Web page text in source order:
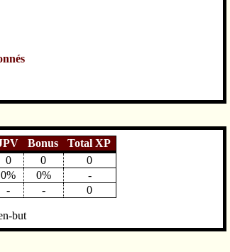
Bonus
Total XP
0 0
0
0% 0%
-
- - 0
but